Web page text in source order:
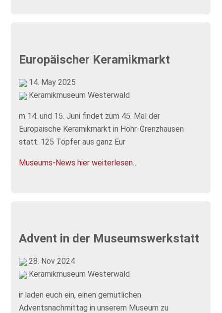
Europäischer Keramikmarkt
14. May 2025
Keramikmuseum Westerwald
m 14. und 15. Juni findet zum 45. Mal der
Europäische Keramikmarkt in Höhr-Grenzhausen
statt. 125 Töpfer aus ganz Eur
Museums-News hier weiterlesen…
Advent in der Museumswerkstatt
28. Nov 2024
Keramikmuseum Westerwald
ir laden euch ein, einen gemütlichen
Adventsnachmittag in unserem Museum zu